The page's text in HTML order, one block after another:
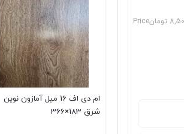
Price: تومان
ام دی اف 16 میل آمازون نوین
شرق 183×366